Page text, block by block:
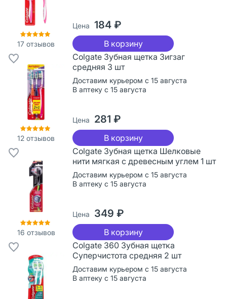
17 отзывов
Цена 184 ₽
В корзину
12 отзывов
Colgate Зубная щетка Зигзаг
средняя 3 шт
Доставим курьером с 15 августа
В аптеку с 15 августа
Цена 281 ₽
В корзину
16 отзывов
Colgate Зубная щетка Шелковые
нити мягкая с древесным углем 1 шт
Доставим курьером с 15 августа
В аптеку с 15 августа
Цена 349 ₽
В корзину
Colgate 360 Зубная щетка
Суперчистота средняя 2 шт
Доставим курьером с 15 августа
В аптеку с 15 августа